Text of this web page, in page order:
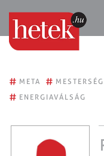
# META #
# ENERGIAVÁLSÁG